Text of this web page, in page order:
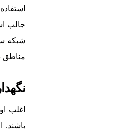
جالب
شبکه
مناطق
اغلب
باشند.